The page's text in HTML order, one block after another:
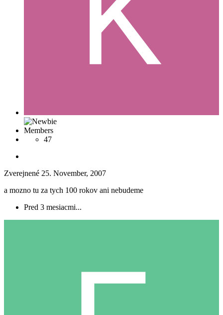
Members
47
Zverejnené 25. November, 2007
a mozno tu za tych 100 rokov ani nebudeme
Pred 3 mesiacmi...